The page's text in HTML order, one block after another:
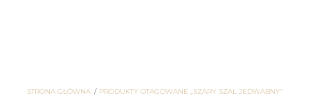
STRONA GŁÓWNA PRODUKTY OTAGOWANE „SZARY SZAL JEDWABNY”